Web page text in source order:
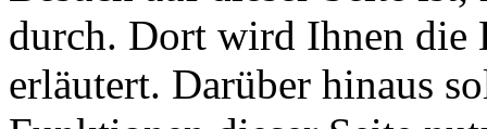
durch. Dort wird Ihnen die
erläutert. Darüber hinaus